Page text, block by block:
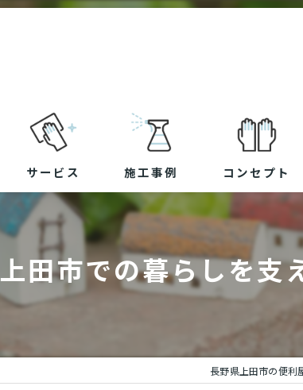
サービス
草刈り・防草シート
剪定
ハウスクリーニング
施工事例 コンセプト
上田市での暮らしを支
長野県上田市の便利